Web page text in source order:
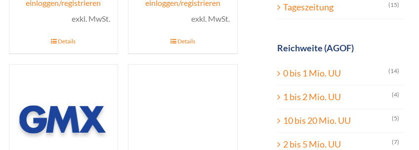
einloggen/registrieren
exkl. MwSt.
Details
einloggen/registrieren
exkl. MwSt.
Details
Tageszeitung (15)
Reichweite (AGOF)
0 bis 1 Mio. UU (14)
1 bis 2 Mio. UU (4)
10 bis 20 Mio. UU (5)
2 bis 5 Mio. UU (7)